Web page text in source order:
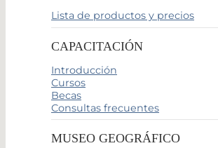
Lista de productos y precios
CAPACITACIÓN
Introducción
Cursos
Becas
Consultas frecuentes
MUSEO GEOGRÁFICO